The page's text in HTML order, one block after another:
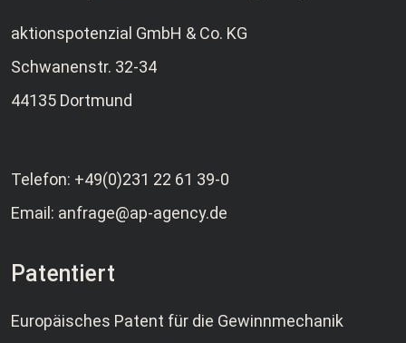
aktionspotenzial GmbH & Co. KG
Schwanenstr. 32-34
44135 Dortmund
Telefon: +49(0)231 22 61 39-0
Email: anfrage@ap-agency.de
Patentiert
Europäisches Patent für die Gewinnmechanik